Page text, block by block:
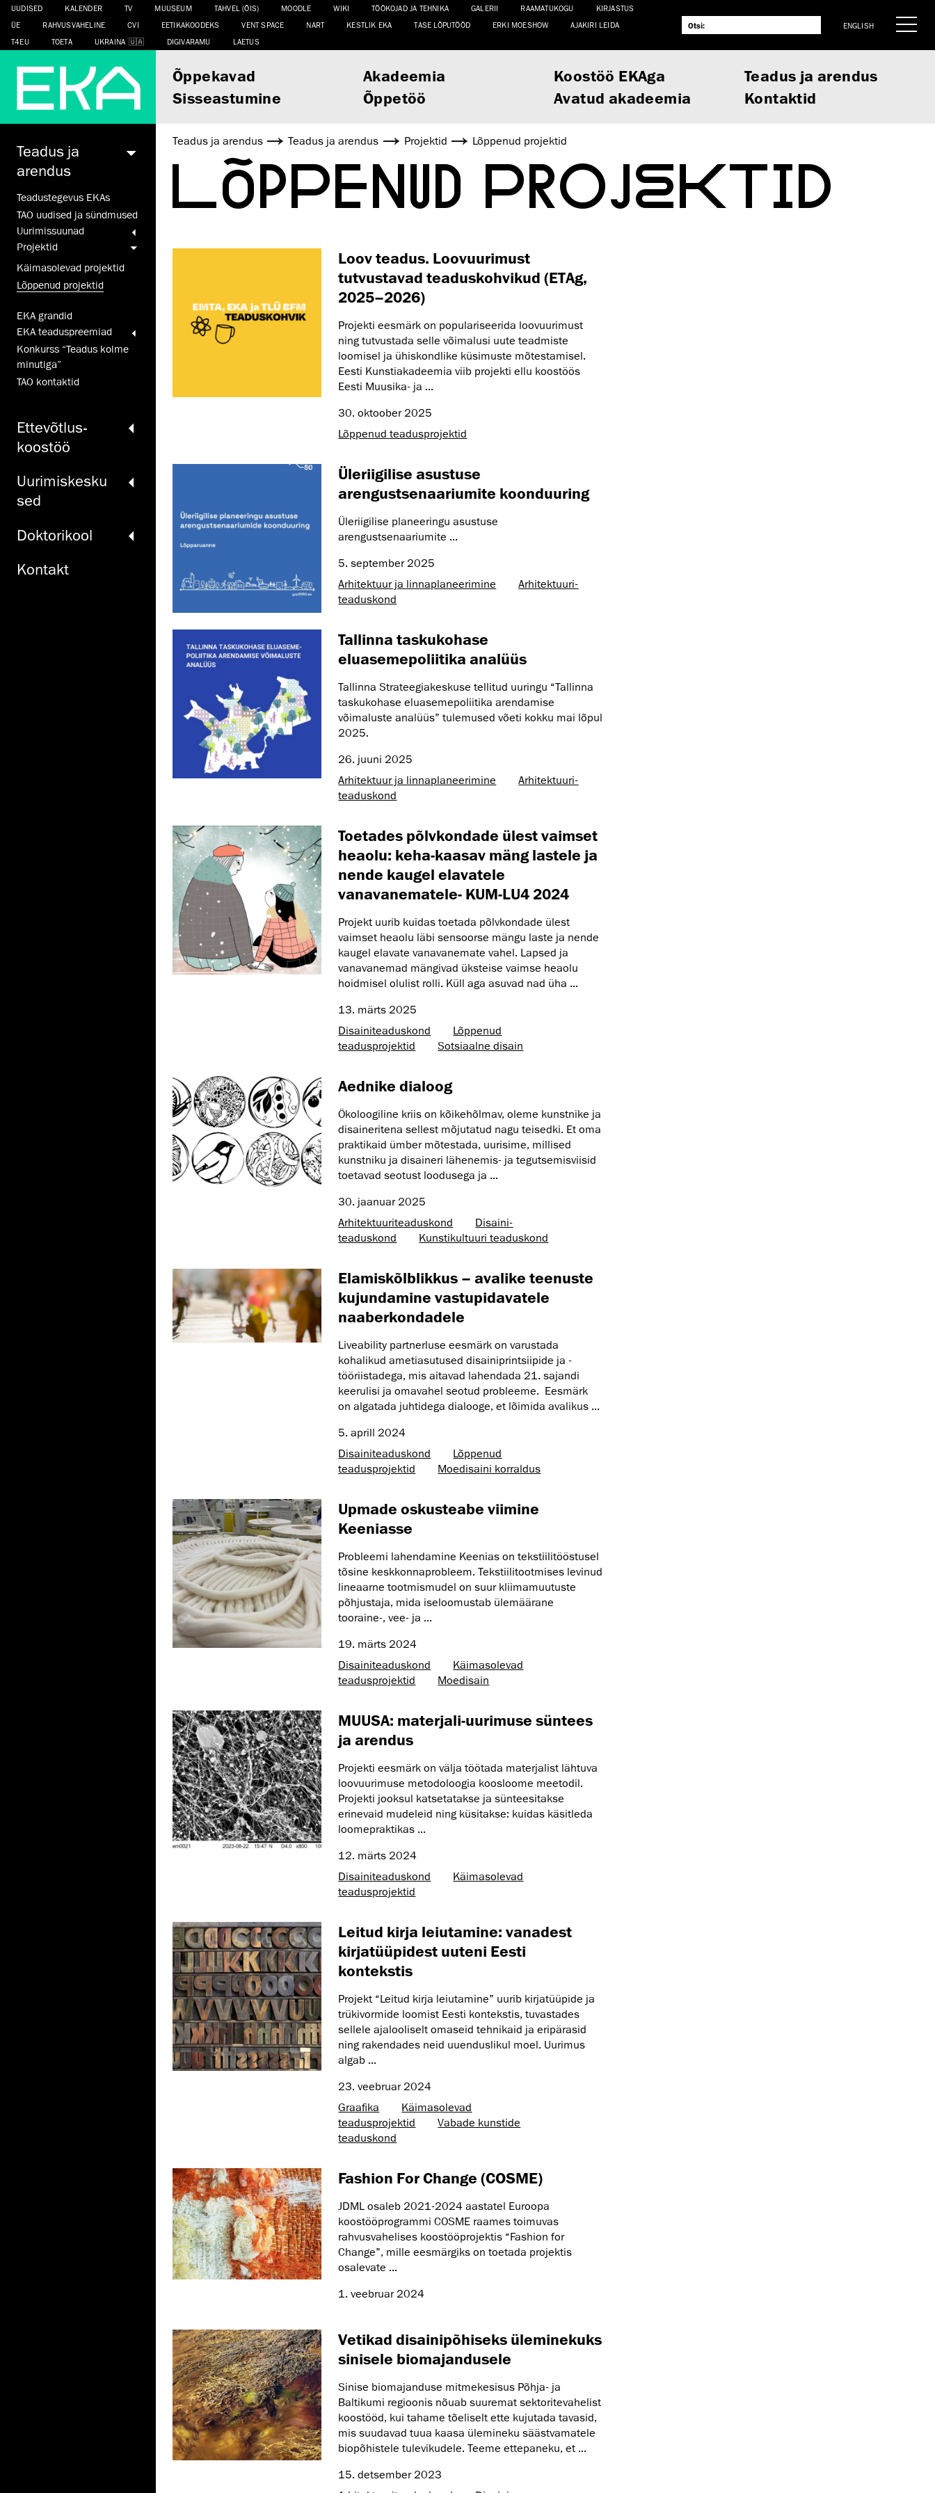
UUDISED KALENDER TV MUUSEUM TAHVEL (ÕIS) MOODLE WIKI TÖÖKOJAD JA TEHNIKA GALERII RAAMATUKOGU
KIRJASTUS
ÜE
RAHVUSVAHELINE CVI EETIKAKOODEKS VENT SPACE NART KESTLIK EKA TASE LÕPUTÖÖD ERKI MOESHOW
AJAKIRI LEIDA
T4EU
TOETA UKRAINA DIGIVARAMU LAETUS
ENGLISH
Õppekavad Akadeemia Koostöö EKAga
Teadus ja arendus
Sisseastumine
Õppetöö Avatud akadeemia Kontaktid
Teadus ja
arendus
Teadustegevus EKAs
TAO uudised ja sündmused
Uurimis­suunad
Projektid
Käimasolevad projektid
Lõppenud projektid
EKA grandid
EKA teaduspreemiad
Konkurss “Teadus kolme
minutiga”
TAO kontaktid
Ette­võtlus­
koos­töö
Uurimiskesku
sed
Doktori­kool
Kontakt
Teadus ja arendus Teadus ja arendus Projektid Lõppenud projektid
LÕPPENUD PROJEKTID
Loov teadus. Loovuurimust
tutvustavad teaduskohvikud (ETAg,
2025–2026)
Projekti eesmärk on populariseerida loovuurimust
ning tutvustada selle võimalusi uute teadmiste
loomisel ja ühiskondlike küsimuste mõtestamisel.
Eesti Kunstiakadeemia viib projekti ellu koostöös
Eesti Muusika- ja ...
30. oktoober 2025
Lõppenud teadusprojektid
Üleriigilise asustuse
arengustsenaariumite koonduuring
Üleriigilise planeeringu asustuse
arengustsenaariumite ...
5. september 2025
Arhitektuur ja linnaplaneerimine
Arhitektuuri­
teaduskond
Tallinna taskukohase
eluasemepoliitika analüüs
Tallinna Strateegiakeskuse tellitud uuringu “Tallinna
taskukohase eluasemepoliitika arendamise
võimaluste analüüs” tulemused võeti kokku mai lõpul
2025.
26. juuni 2025
Arhitektuur ja linnaplaneerimine
Arhitektuuri­
teaduskond
Toetades põlvkondade ülest vaimset
heaolu: keha-kaasav mäng lastele ja
nende kaugel elavatele
vanavanematele- KUM-LU4 2024
Projekt uurib kuidas toetada põlvkondade ülest
vaimset heaolu läbi sensoorse mängu laste ja nende
kaugel elavate vanavanemate vahel. Lapsed ja
vanavanemad mängivad üksteise vaimse heaolu
hoidmisel olulist rolli. Küll aga asuvad nad üha ...
13. märts 2025
Disaini­­teaduskond
Lõppenud
teadusprojektid
Sotsiaalne disain
Aednike dialoog
Ökoloogiline kriis on kõikehõlmav, oleme kunstnike ja
disaineritena sellest mõjutatud nagu teisedki. Et oma
praktikaid ümber mõtestada, uurisime, millised
kunstniku ja disaineri lähenemis- ja tegutsemisviisid
toetavad seotust loodusega ja ...
30. jaanuar 2025
Arhitektuuri­teaduskond
Disaini­­
teaduskond
Kunsti­kultuuri teaduskond
Elamiskõlblikkus – avalike teenuste
kujundamine vastupidavatele
naaberkondadele
Liveability partnerluse eesmärk on varustada
kohalikud ametiasutused disainiprintsiipide ja -
tööriistadega, mis aitavad lahendada 21. sajandi
keerulisi ja omavahel seotud probleeme. Eesmärk
on algatada juhtidega dialooge, et lõimida avalikus ...
5. aprill 2024
Disaini­­teaduskond
Lõppenud
teadusprojektid
Moedisaini korraldus
Upmade oskusteabe viimine
Keeniasse
Probleemi lahendamine Keenias on tekstiilitööstusel
tõsine keskkonnaprobleem. Tekstiilitootmises levinud
lineaarne tootmismudel on suur kliimamuutuste
põhjustaja, mida iseloomustab ülemäärane
tooraine-, vee- ja ...
19. märts 2024
Disaini­­teaduskond
Käimasolevad
teadusprojektid
Moedisain
MUUSA: materjali-uurimuse süntees
ja arendus
Projekti eesmärk on välja töötada materjalist lähtuva
loovuurimuse metodoloogia koosloome meetodil.
Projekti jooksul katsetatakse ja sünteesitakse
erinevaid mudeleid ning küsitakse: kuidas käsitleda
loomepraktikas ...
12. märts 2024
Disaini­­teaduskond
Käimasolevad
teadusprojektid
Leitud kirja leiutamine: vanadest
kirjatüüpidest uuteni Eesti
kontekstis
Projekt “Leitud kirja leiutamine” uurib kirjatüüpide ja
trükivormide loomist Eesti kontekstis, tuvastades
sellele ajalooliselt omaseid tehnikaid ja eripärasid
ning rakendades neid uuenduslikul moel. Uurimus
algab ...
23. veebruar 2024
Graafika
Käimasolevad
teadusprojektid
Vabade kunstide
teaduskond
Fashion For Change (COSME)
JDML osaleb 2021-2024 aastatel Euroopa
koostööprogrammi COSME raames toimuvas
rahvusvahelises koostööprojektis “Fashion for
Change”, mille eesmärgiks on toetada projektis
osalevate ...
1. veebruar 2024
Vetikad disainipõhiseks üleminekuks
sinisele biomajandusele
Sinise biomajanduse mitmekesisus Põhja- ja
Baltikumi regioonis nõuab suuremat sektoritevahelist
koostööd, kui tahame tõeliselt ette kujutada tavasid,
mis suudavad tuua kaasa ülemineku säästvamatele
biopõhistele tulevikudele. Teeme ettepaneku, et ...
15. detsember 2023